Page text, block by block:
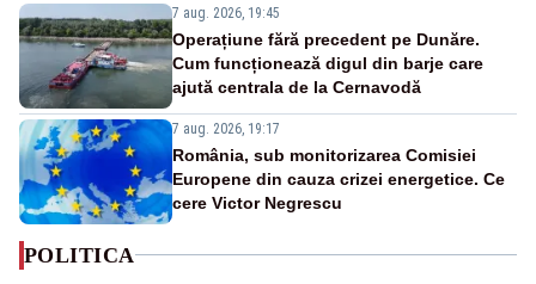
7 aug. 2026, 19:45
Operațiune fără precedent pe Dunăre.
Cum funcționează digul din barje care
ajută centrala de la Cernavodă
7 aug. 2026, 19:17
România, sub monitorizarea Comisiei
Europene din cauza crizei energetice. Ce
cere Victor Negrescu
POLITICA